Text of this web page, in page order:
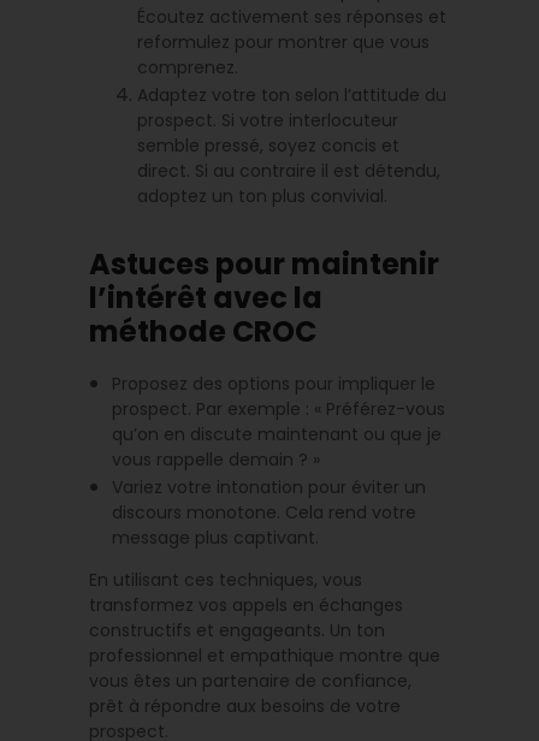
Écoutez activement ses réponses et
reformulez pour montrer que vous
comprenez.
Adaptez votre ton selon l’attitude du
prospect. Si votre interlocuteur
semble pressé, soyez concis et
direct. Si au contraire il est détendu,
adoptez un ton plus convivial.
Astuces pour maintenir
l’intérêt avec la
méthode CROC
Proposez des options pour impliquer le
prospect. Par exemple : « Préférez-vous
qu’on en discute maintenant ou que je
vous rappelle demain ? »
Variez votre intonation pour éviter un
discours monotone. Cela rend votre
message plus captivant.
En utilisant ces techniques, vous
transformez vos appels en échanges
constructifs et engageants. Un ton
professionnel et empathique montre que
vous êtes un partenaire de confiance,
prêt à répondre aux besoins de votre
prospect.